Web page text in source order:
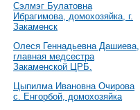
Сэлмэг Булатовна
Ибрагимова, домохозяйка, г.
Закаменск
Олеся Геннадьевна Дашиева,
главная медсестра
Закаменской ЦРБ.
Цыпилма Ивановна Очирова
с. Енгорбой, домохозяйка